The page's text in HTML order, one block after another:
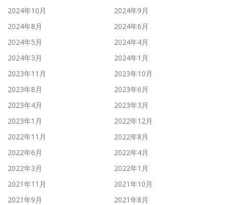
2024年10月
2024年9月
2024年8月
2024年6月
2024年5月
2024年4月
2024年3月
2024年1月
2023年11月
2023年10月
2023年8月
2023年6月
2023年4月
2023年3月
2023年1月
2022年12月
2022年11月
2022年8月
2022年6月
2022年4月
2022年3月
2022年1月
2021年11月
2021年10月
2021年9月
2021年8月